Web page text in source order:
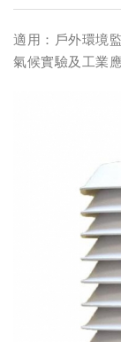
適用：戶外環境
氣候實驗及工業